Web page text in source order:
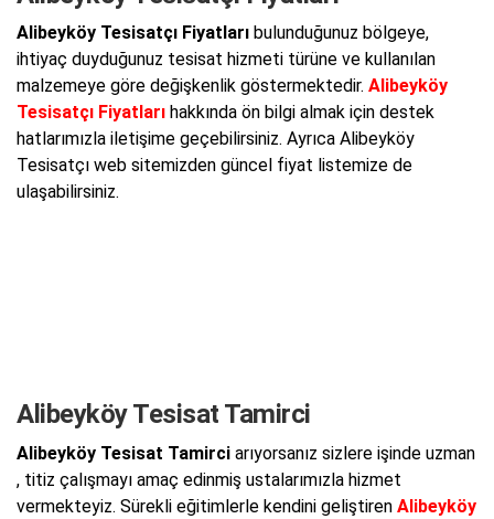
Alibeyköy Tesisatçı Fiyatları bulunduğunuz bölgeye,
ihtiyaç duyduğunuz tesisat hizmeti türüne ve kullanılan
malzemeye göre değişkenlik göstermektedir. Alibeyköy
Tesisatçı Fiyatları hakkında ön bilgi almak için destek
hatlarımızla iletişime geçebilirsiniz. Ayrıca Alibeyköy
Tesisatçı web sitemizden güncel fiyat listemize de
ulaşabilirsiniz.
Alibeyköy Tesisat Tamirci
Alibeyköy Tesisat Tamirci arıyorsanız sizlere işinde uzman
, titiz çalışmayı amaç edinmiş ustalarımızla hizmet
vermekteyiz. Sürekli eğitimlerle kendini geliştiren Alibeyköy